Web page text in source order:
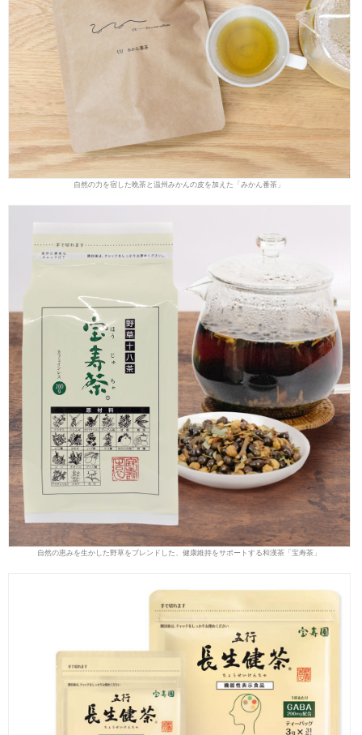
自然の力を宿した晩茶と温州みかんの皮を加えた「みかん番茶」
自然の恵みを生かした野草をブレンドした、健康維持をサポートする和漢茶「宝寿茶」